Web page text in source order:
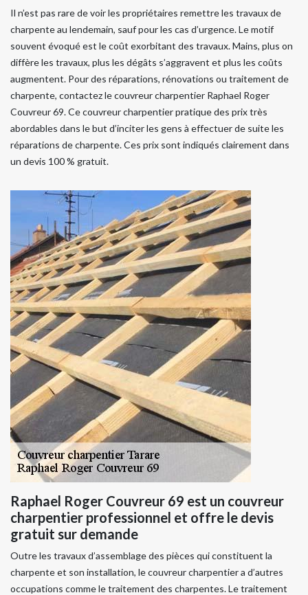
Il n’est pas rare de voir les propriétaires remettre les travaux de
charpente au lendemain, sauf pour les cas d’urgence. Le motif
souvent évoqué est le coût exorbitant des travaux. Mains, plus on
diffère les travaux, plus les dégâts s’aggravent et plus les coûts
augmentent. Pour des réparations, rénovations ou traitement de
charpente, contactez le couvreur charpentier Raphael Roger
Couvreur 69. Ce couvreur charpentier pratique des prix très
abordables dans le but d’inciter les gens à effectuer de suite les
réparations de charpente. Ces prix sont indiqués clairement dans
un devis 100 % gratuit.
Raphael Roger Couvreur 69 est un couvreur
charpentier professionnel et offre le devis
gratuit sur demande
Outre les travaux d’assemblage des pièces qui constituent la
charpente et son installation, le couvreur charpentier a d’autres
occupations comme le traitement des charpentes. Le traitement